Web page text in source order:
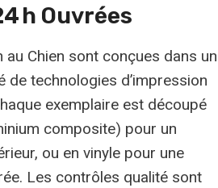
H Ouvrées
Chien sont conçues dans un
de technologies d’impression
exemplaire est découpé
composite) pour un
ou en vinyle pour une
Les contrôles qualité sont